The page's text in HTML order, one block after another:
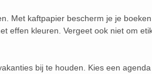
Met kaftpapier bescherm je je
effen kleuren. Vergeet ook niet om
bij te houden. Kies een